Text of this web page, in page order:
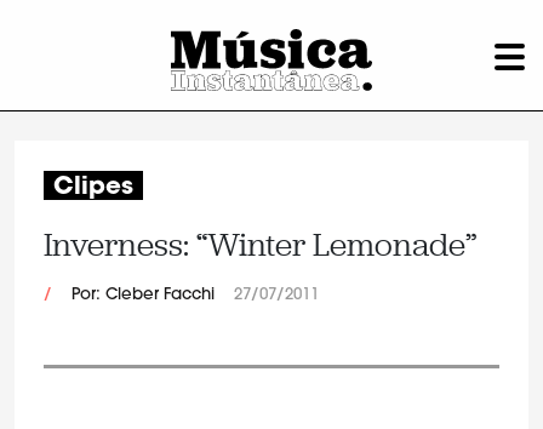
Clipes
Inverness: “Winter Lemonade”
/ Por: Cleber Facchi 27/07/2011